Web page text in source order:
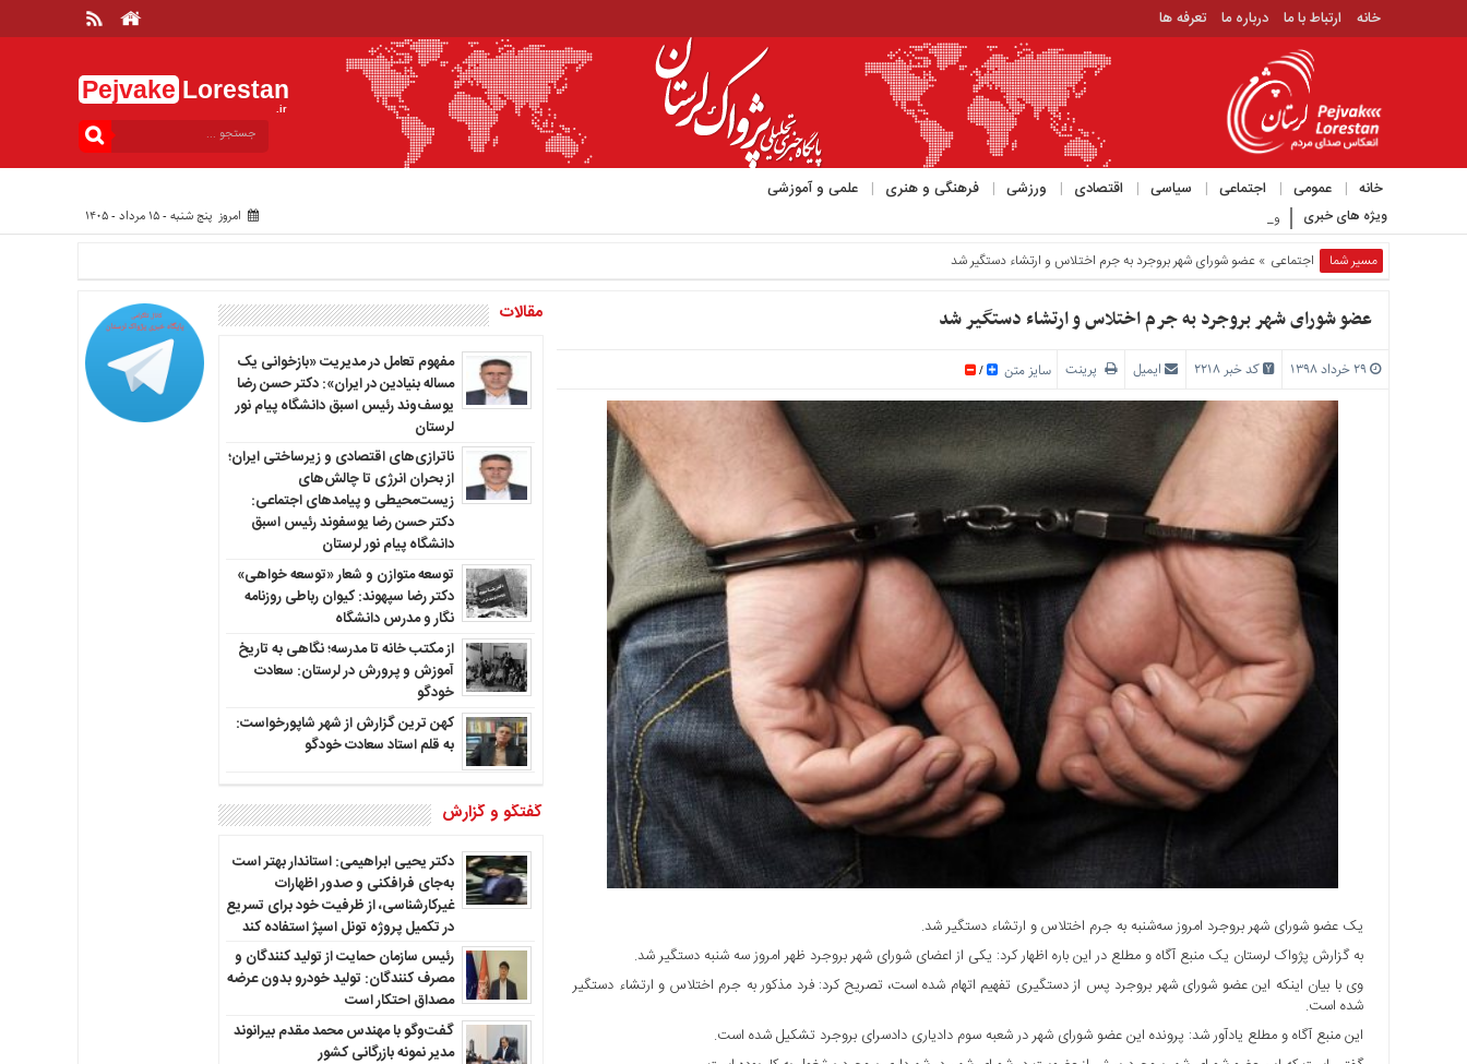
خانه ارتباط با ما درباره ما تعرفه ها
Pejvake Lorestan
.ir
خانه عمومی اجتماعی سیاسی اقتصادی ورزشی فرهنگی و هنری علمی و آموزشی
ارتباط
ویژه های خبری ویدیوی عجیبی که حمید رسایی با مو_ امروز پنج شنبه - ۱۵ مرداد - ۱۴۰۵
مسیر شما اجتماعی » عضو شورای شهر بروجرد به جرم اختلاس و ارتشاء دستگیر شد
عضو شورای شهر بروجرد به جرم اختلاس و ارتشاء دستگیر شد
کد خبر 2218 ایمیل پرینت سایز متن /
یک عضو شورای شهر بروجرد امروز سه‌شنبه به جرم اختلاس و ارتشاء دستگیر شد.
به گزارش پژواک لرستان یک منبع آگاه و مطلع در این باره اظهار کرد: یکی از اعضای شورای شهر بروجرد ظهر امروز سه شنبه دستگیر شد.
وی با بیان اینکه این عضو شورای شهر بروجرد پس از دستگیری تفهیم اتهام شده است، تصریح کرد: فرد مذکور به جرم اختلاس و ارتشاء دستگیر
شده است.
این منبع آگاه و مطلع یادآور شد: پرونده این عضو شورای شهر در شعبه سوم دادیاری دادسرای بروجرد تشکیل شده است.
مقالات
مفهوم تعامل در مدیریت «بازخوانی یک
مساله بنیادین در ایران»: دکتر حسن رضا
یوسف‌وند رئیس اسبق دانشگاه پیام نور
لرستان
ناترازی‌های اقتصادی و زیرساختی ایران؛
از بحران انرژی تا چالش‌های
زیست‌محیطی و پیامدهای اجتماعی:
دکتر حسن رضا یوسفوند رئیس اسبق
دانشگاه پیام نور لرستان
توسعه متوازن و شعار «توسعه خواهی»
دکتر رضا سپهوند: کیوان رباطی روزنامه
نگار و مدرس دانشگاه
از مکتب خانه تا مدرسه؛ نگاهی به تاریخ
آموزش و پرورش در لرستان: سعادت
خودگو
کهن ترین گزارش از شهر شاپورخواست:
به قلم استاد سعادت خودگو
گفتگو و گزارش
دکتر یحیی ابراهیمی: استاندار بهتر است
به‌جای فرافکنی و صدور اظهارات
غیرکارشناسی، از ظرفیت خود برای تسریع
در تکمیل پروژه تونل اسپژ استفاده کند
رئیس سازمان حمایت از تولید کنندگان و
مصرف کنندگان: تولید خودرو بدون عرضه
مصداق احتکار است
گفت‌وگو با مهندس محمد مقدم بیرانوند
مدیر نمونه بازرگانی کشور